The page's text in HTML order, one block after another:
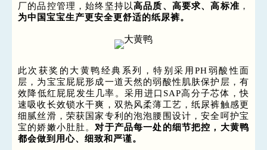
厂的品控管理，始终坚持以高品质、高要求、高标准 ，
为中国宝宝生产更安全更舒适的纸尿裤。
此次获奖的大黄鸭经典系列，特别采用PH弱酸性面
层，为宝宝屁屁形成一道天然的弱酸性肌肤保护层，有
效降低红屁屁发生几率。采用进口SAP高分子芯体，快
速吸收长效锁水干爽，双热风柔薄工艺，纸尿裤触感更
细腻丝滑，荣获国家专利的泡泡腰围设计，安全呵护宝
宝的娇嫩小肚肚。 对于产品每一处的细节把控，大黄鸭
都会做到用心、细致和严谨。